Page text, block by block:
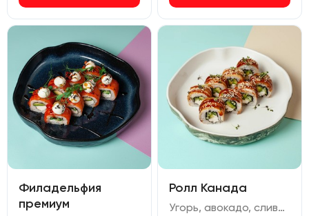
Филадельфия
премиум
Ролл Канада
Угорь, авокадо, сливочный сыр, огурец, кунжут, соус унаги